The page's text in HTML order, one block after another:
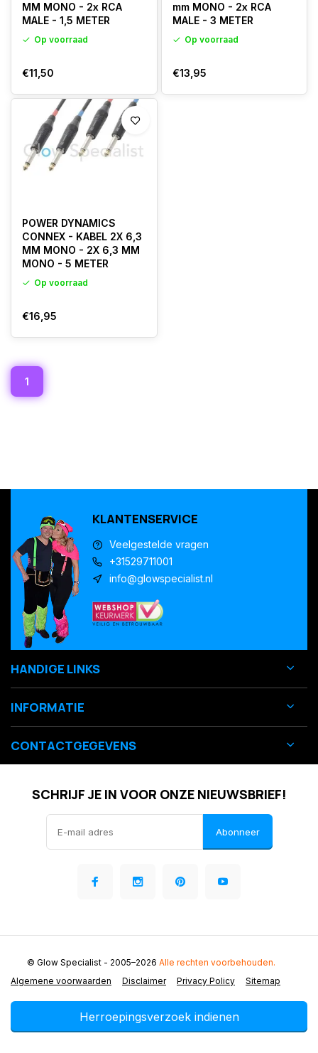
MM MONO - 2x RCA
MALE - 1,5 METER
Op voorraad
€11,50
mm MONO - 2x RCA
MALE - 3 METER
Op voorraad
€13,95
POWER DYNAMICS
CONNEX - KABEL 2X 6,3
MM MONO - 2X 6,3 MM
MONO - 5 METER
Op voorraad
€16,95
1
KLANTENSERVICE
Veelgestelde vragen
+31529711001
info@glowspecialist.nl
HANDIGE LINKS
INFORMATIE
CONTACTGEGEVENS
SCHRIJF JE IN VOOR ONZE NIEUWSBRIEF!
Abonneer
Algemene voorwaarden Disclaimer Privacy Policy Sitemap
© Glow Specialist - 2005–2026 Alle rechten voorbehouden.
Herroepingsverzoek indienen